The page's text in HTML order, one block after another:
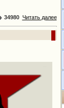
34980 Читать далее